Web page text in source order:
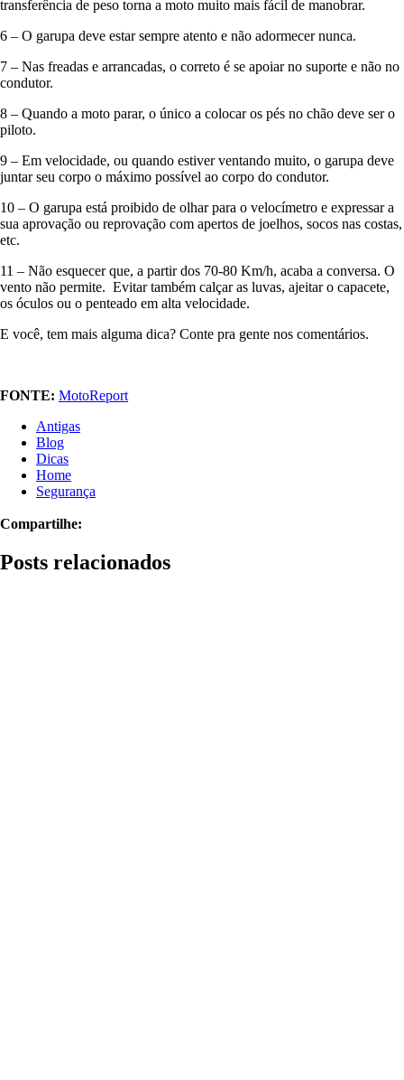
transferência de peso torna a moto muito mais fácil de manobrar.
6 – O garupa deve estar sempre atento e não adormecer nunca.
7 – Nas freadas e arrancadas, o correto é se apoiar no suporte e não no
condutor.
8 – Quando a moto parar, o único a colocar os pés no chão deve ser o
piloto.
9 – Em velocidade, ou quando estiver ventando muito, o garupa deve
juntar seu corpo o máximo possível ao corpo do condutor.
10 – O garupa está proibido de olhar para o velocímetro e expressar a
sua aprovação ou reprovação com apertos de joelhos, socos nas costas,
etc.
11 – Não esquecer que, a partir dos 70-80 Km/h, acaba a conversa. O
vento não permite. Evitar também calçar as luvas, ajeitar o capacete,
os óculos ou o penteado em alta velocidade.
E você, tem mais alguma dica? Conte pra gente nos comentários.
FONTE: MotoReport
Antigas
Blog
Dicas
Home
Segurança
Compartilhe:
Posts relacionados